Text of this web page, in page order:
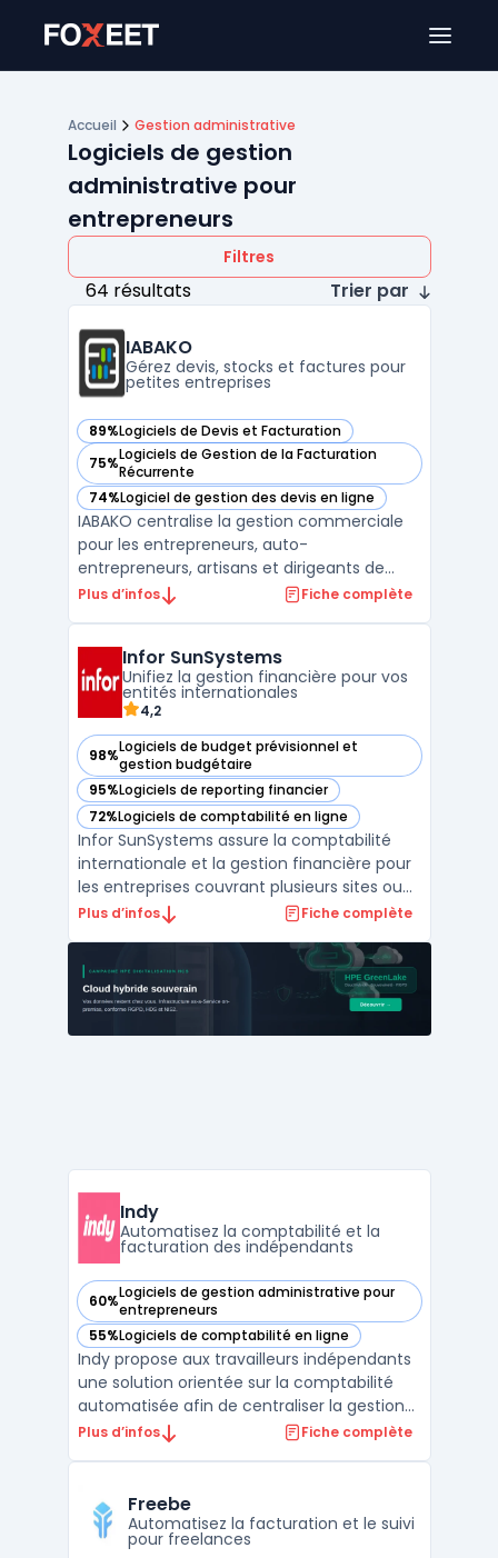
Accueil Gestion administrative
Logiciels de gestion
administrative pour
entrepreneurs
Filtres
64 résultats Trier par
IABAKO
Gérez devis, stocks et factures pour
petites entreprises
89%Logiciels de Devis et Facturation
— voir IABAKO dans cette catégorie
75%Logiciels de Gestion de la Facturation
Récurrente
— voir IABAKO dans cette catégorie
74%Logiciel de gestion des devis en ligne
— voir IABAKO dans cette catégorie
IABAKO centralise la gestion commerciale
pour les entrepreneurs, auto-
entrepreneurs, artisans et dirigeants de
petites entreprises. Ce logiciel propose une
électronique, le suivi des achats et la
gestion des stocks. ...
Plus d’infos Fiche complète
Infor SunSystems
Unifiez la gestion financière pour vos
entités internationales
4,2
98%Logiciels de budget prévisionnel et
gestion budgétaire
— voir Infor SunSystems dans cette catégorie
95%Logiciels de reporting financier
— voir Infor SunSystems dans cette catégorie
72%Logiciels de comptabilité en ligne
— voir Infor SunSystems dans cette catégorie
Infor SunSystems assure la comptabilité
internationale et la gestion financière pour
les entreprises couvrant plusieurs sites ou
filiales. Ce logiciel s’adresse aux groupes
la complexité des opérations multi-entités,
multi-monnaies et multi-langues. Les org ...
Plus d’infos Fiche complète
Indy
Automatisez la comptabilité et la
facturation des indépendants
60%Logiciels de gestion administrative pour
entrepreneurs
— voir Indy dans cette catégorie
55%Logiciels de comptabilité en ligne
— voir Indy dans cette catégorie
Indy propose aux travailleurs indépendants
une solution orientée sur la comptabilité
automatisée afin de centraliser la gestion
administrative à travers une application en
entrepreneurs, sociétés individuelles et
sociétés (SAS, SA ...
Plus d’infos Fiche complète
Freebe
Automatisez la facturation et le suivi
pour freelances